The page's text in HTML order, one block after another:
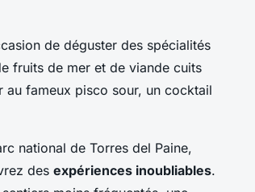
de déguster des spécialités
fruits de mer et de viande cuits
au fameux pisco sour, un cocktail
national de Torres del Paine,
des expériences inoubliables.